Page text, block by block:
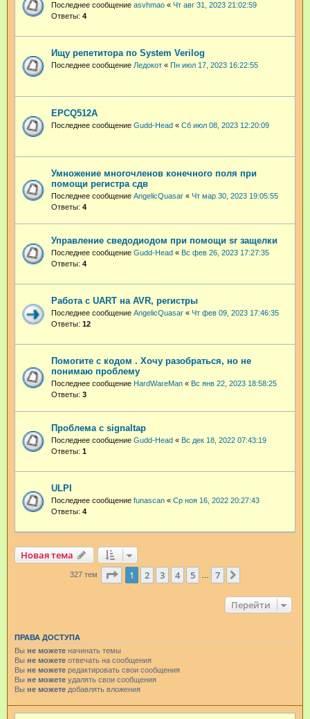
Последнее сообщение asvhmao « Чт авг 31, 2023 21:02:59
Ответы: 4
Ищу репетитора по System Verilog
Последнее сообщение Ледокот « Пн июл 17, 2023 16:22:55
EPCQ512A
Последнее сообщение Gudd-Head « Сб июл 08, 2023 12:20:09
Умножение многочленов конечного поля при
помощи регистра сдв
Последнее сообщение AngelicQuasar « Чт мар 30, 2023 19:05:55
Ответы: 4
Управление сведодиодом при помощи sr защелки
Последнее сообщение Gudd-Head « Вс фев 26, 2023 17:27:35
Ответы: 4
Работа с UART на AVR, регистры
Последнее сообщение AngelicQuasar « Чт фев 09, 2023 17:46:35
Ответы: 12
Помогите с кодом . Хочу разобраться, но не
понимаю проблему
Последнее сообщение HardWareMan « Вс янв 22, 2023 18:58:25
Ответы: 3
Проблема с signaltap
Последнее сообщение Gudd-Head « Вс дек 18, 2022 07:43:19
Ответы: 1
ULPI
Последнее сообщение funascan « Ср ноя 16, 2022 20:27:43
Ответы: 4
Новая тема
327 тем Страница из
1 2 3 4 5 7
Перейти
ПРАВА ДОСТУПА
Вы не можете начинать темы
Вы не можете отвечать на сообщения
Вы не можете редактировать свои сообщения
Вы не можете удалять свои сообщения
Вы не можете добавлять вложения